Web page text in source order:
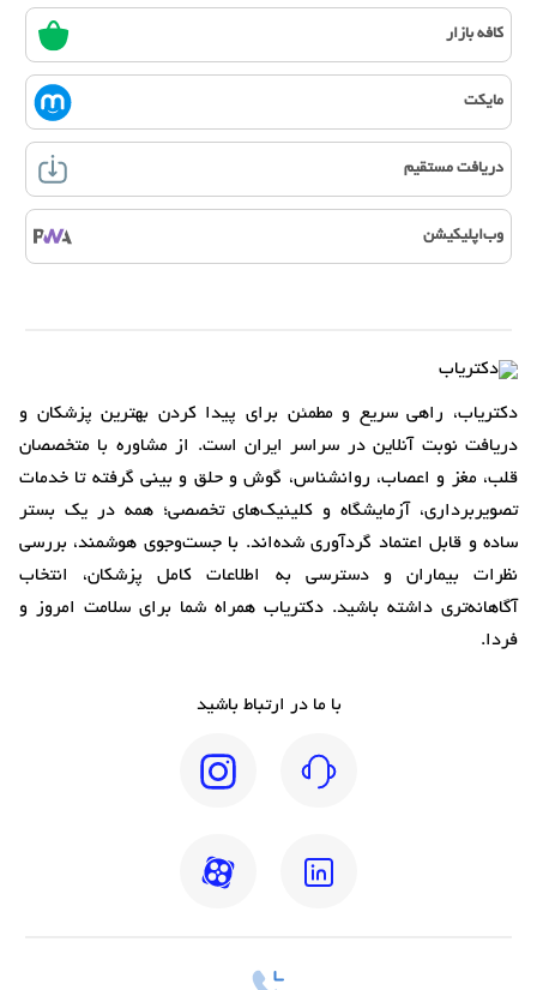
کافه بازار
مایکت
دریافت مستقیم
وب‌اپلیکیشن
دکتریاب، راهی سریع و مطمئن برای پیدا کردن بهترین پزشکان و
دریافت نوبت آنلاین در سراسر ایران است. از مشاوره با متخصصان
قلب، مغز و اعصاب، روانشناس، گوش و حلق و بینی گرفته تا خدمات
تصویربرداری، آزمایشگاه و کلینیک‌های تخصصی؛ همه در یک بستر
ساده و قابل اعتماد گردآوری شده‌اند. با جست‌وجوی هوشمند، بررسی
نظرات بیماران و دسترسی به اطلاعات کامل پزشکان، انتخاب
آگاهانه‌تری داشته باشید. دکتریاب همراه شما برای سلامت امروز و
فردا.
با ما در ارتباط باشید